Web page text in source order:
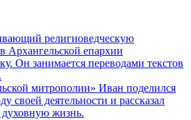
религиоведческую
Архангельской епархии
Он занимается переводами текстов
митрополии» Иван поделился
своей деятельности и рассказал
духовную жизнь.